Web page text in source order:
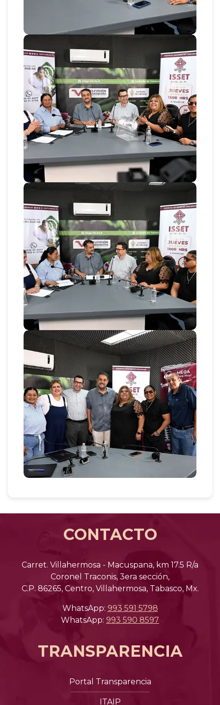
CONTACTO
Carret. Villahermosa - Macuspana, km 17.5 R/a
Coronel Traconis, 3era sección,
C.P. 86265, Centro, Villahermosa, Tabasco, Mx.
WhatsApp: 993 591 5798
WhatsApp: 993 590 8597
TRANSPARENCIA
Portal Transparencia
ITAIP